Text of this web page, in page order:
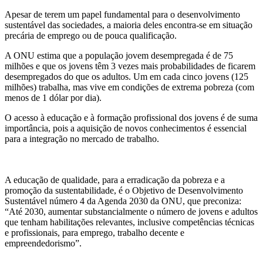
Apesar de terem um papel fundamental para o desenvolvimento
sustentável das sociedades, a maioria deles encontra-se em situação
precária de emprego ou de pouca qualificação.
A ONU estima que a população jovem desempregada é de 75
milhões e que os jovens têm 3 vezes mais probabilidades de ficarem
desempregados do que os adultos. Um em cada cinco jovens (125
milhões) trabalha, mas vive em condições de extrema pobreza (com
menos de 1 dólar por dia).
O acesso à educação e à formação profissional dos jovens é de suma
importância, pois a aquisição de novos conhecimentos é essencial
para a integração no mercado de trabalho.
A educação de qualidade, para a erradicação da pobreza e a
promoção da sustentabilidade, é o Objetivo de Desenvolvimento
Sustentável número 4 da Agenda 2030 da ONU, que preconiza:
“Até 2030, aumentar substancialmente o número de jovens e adultos
que tenham habilitações relevantes, inclusive competências técnicas
e profissionais, para emprego, trabalho decente e
empreendedorismo”.